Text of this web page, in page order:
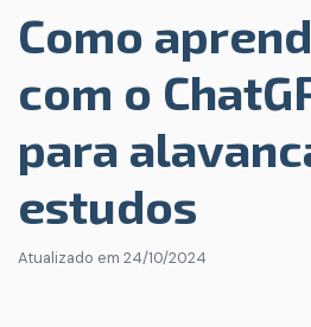
Como
com o
para
estudos
Atualizado em 24/10/2024